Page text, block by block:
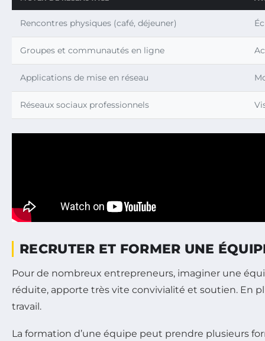
Rencontres physiques (café, déjeuner)
Groupes et communautés en ligne
Applications de mise en réseau
Réseaux sociaux professionnels
RECRUTER ET FORMER UNE
Pour de nombreux entrepreneurs, imaginer une
réduite, apporte très vite convivialité et soutien. En
travail.
La formation d’une équipe peut prendre plusieurs